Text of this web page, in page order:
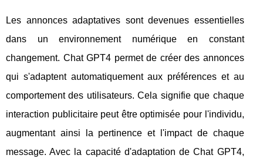
Les annonces adaptatives sont devenues essentielles
dans un environnement numérique en constant
changement. Chat GPT4 permet de créer des annonces
qui s'adaptent automatiquement aux préférences et au
comportement des utilisateurs. Cela signifie que chaque
interaction publicitaire peut être optimisée pour l'individu,
augmentant ainsi la pertinence et l'impact de chaque
message. Avec la capacité d'adaptation de Chat GPT4,